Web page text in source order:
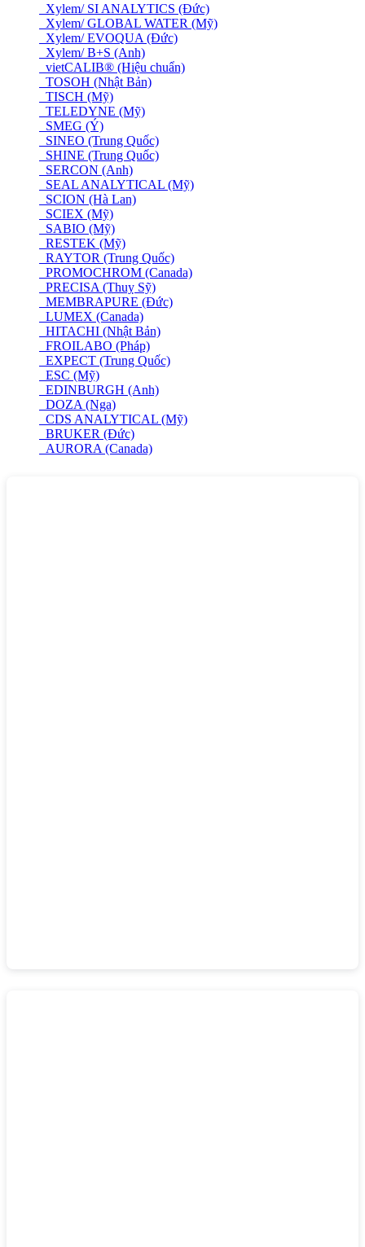
Xylem/ SI ANALYTICS (Đức)
Xylem/ GLOBAL WATER (Mỹ)
Xylem/ EVOQUA (Đức)
Xylem/ B+S (Anh)
vietCALIB® (Hiệu chuẩn)
TOSOH (Nhật Bản)
TISCH (Mỹ)
TELEDYNE (Mỹ)
SMEG (Ý)
SINEO (Trung Quốc)
SHINE (Trung Quốc)
SERCON (Anh)
SEAL ANALYTICAL (Mỹ)
SCION (Hà Lan)
SCIEX (Mỹ)
SABIO (Mỹ)
RESTEK (Mỹ)
RAYTOR (Trung Quốc)
PROMOCHROM (Canada)
PRECISA (Thuỵ Sỹ)
MEMBRAPURE (Đức)
LUMEX (Canada)
HITACHI (Nhật Bản)
FROILABO (Pháp)
EXPECT (Trung Quốc)
ESC (Mỹ)
EDINBURGH (Anh)
DOZA (Nga)
CDS ANALYTICAL (Mỹ)
BRUKER (Đức)
AURORA (Canada)